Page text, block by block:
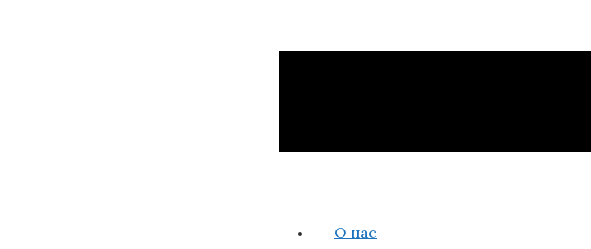
О нас